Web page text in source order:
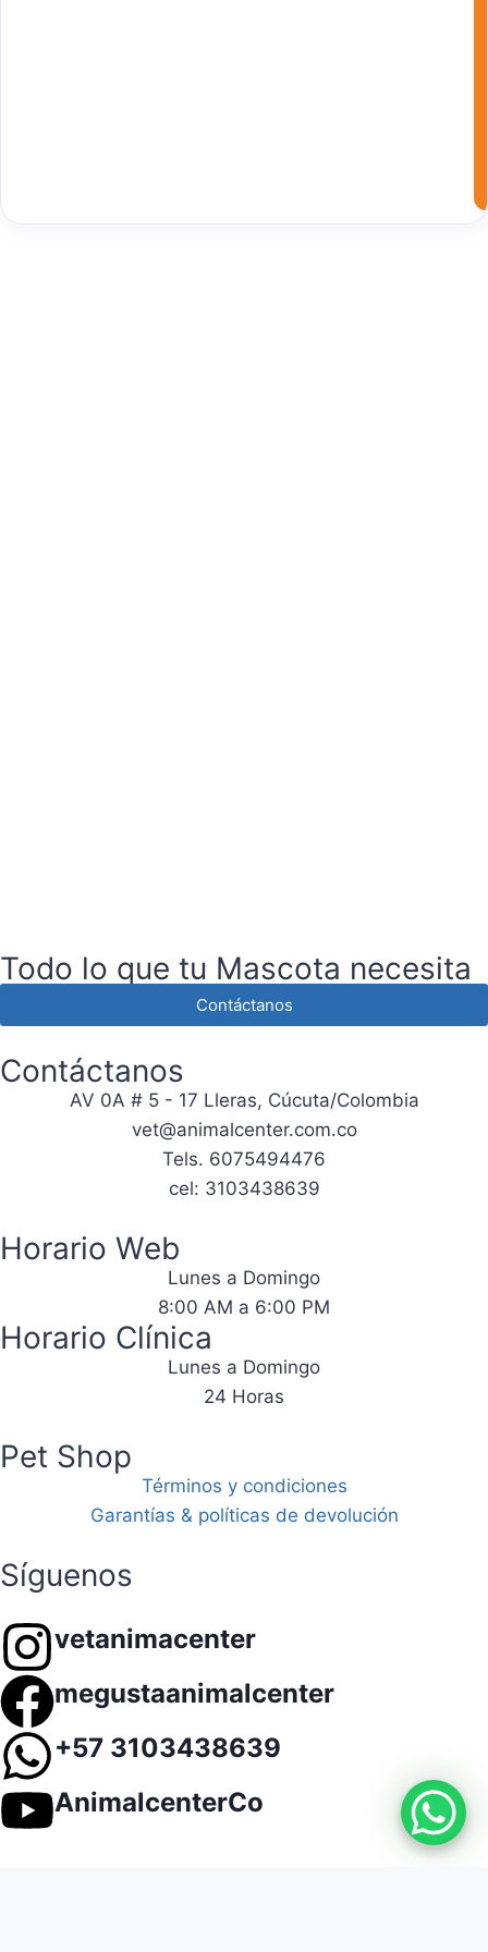
Todo lo que tu Mascota necesita
Contáctanos
Contáctanos
AV 0A # 5 - 17 Lleras, Cúcuta/Colombia
vet@animalcenter.com.co
Tels. 6075494476
cel: 3103438639
Horario Web
Lunes a Domingo
8:00 AM a 6:00 PM
Horario Clínica
Lunes a Domingo
24 Horas
Pet Shop
Términos y condiciones
Garantías & políticas de devolución
Síguenos
vetanimacenter
megustaanimalcenter
+57 3103438639
AnimalcenterCo